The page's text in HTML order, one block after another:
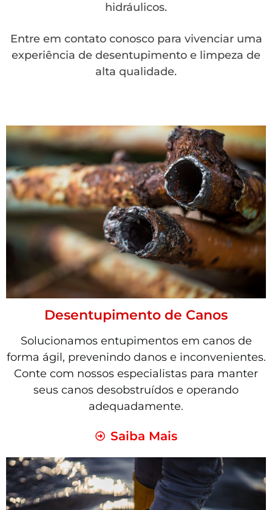
hidráulicos.
Entre em contato conosco para vivenciar uma
experiência de desentupimento e limpeza de
alta qualidade.
Desentupimento de Canos
Solucionamos entupimentos em canos de
forma ágil, prevenindo danos e inconvenientes.
Conte com nossos especialistas para manter
seus canos desobstruídos e operando
adequadamente.
Saiba Mais